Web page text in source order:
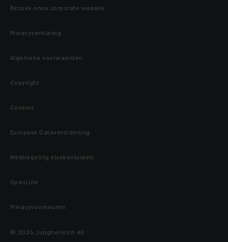
Bezoek onze corporate website
Privacyverklaring
Algemene voorwaarden
Copyright
Cookies
Europese Dataverordening
Meldregeling klokkenluiders
OpenLine
Privacyvoorkeuren
© 2026 Jungheinrich AG